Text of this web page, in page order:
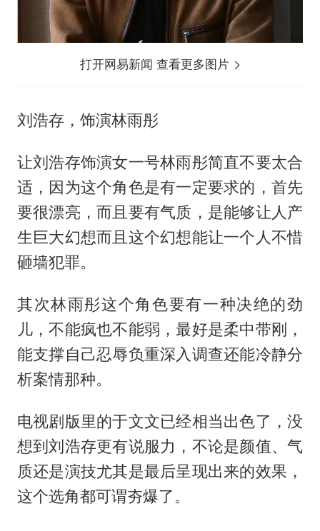
打开网易新闻 查看更多图片
刘浩存，饰演林雨彤
让刘浩存饰演女一号林雨彤简直不要太合
适，因为这个角色是有一定要求的，首先
要很漂亮，而且要有气质，是能够让人产
生巨大幻想而且这个幻想能让一个人不惜
砸墙犯罪。
其次林雨彤这个角色要有一种决绝的劲
儿，不能疯也不能弱，最好是柔中带刚，
能支撑自己忍辱负重深入调查还能冷静分
析案情那种。
电视剧版里的于文文已经相当出色了，没
想到刘浩存更有说服力，不论是颜值、气
质还是演技尤其是最后呈现出来的效果，
这个选角都可谓夯爆了。